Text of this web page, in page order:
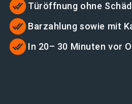
Türöffnung ohne
Barzahlung sowie mit
In 20– 30 Minuten vor